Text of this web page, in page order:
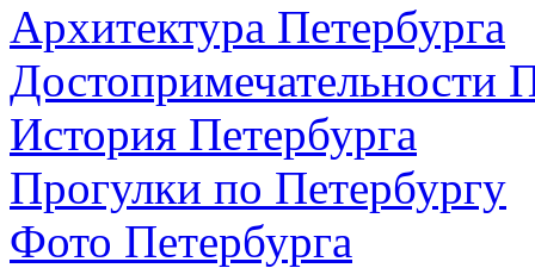
Архитектура Петербурга
Достопримечательности
История Петербурга
Прогулки по Петербургу
Фото Петербурга